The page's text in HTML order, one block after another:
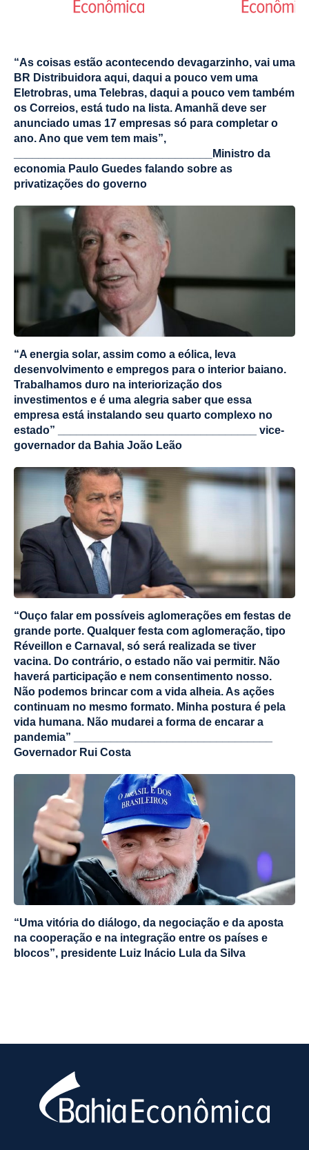
“As coisas estão acontecendo devagarzinho, vai uma
BR Distribuidora aqui, daqui a pouco vem uma
Eletrobras, uma Telebras, daqui a pouco vem também
os Correios, está tudo na lista. Amanhã deve ser
anunciado umas 17 empresas só para completar o
ano. Ano que vem tem mais”,
________________________________Ministro da
economia Paulo Guedes falando sobre as
privatizações do governo
“A energia solar, assim como a eólica, leva
desenvolvimento e empregos para o interior baiano.
Trabalhamos duro na interiorização dos
investimentos e é uma alegria saber que essa
empresa está instalando seu quarto complexo no
estado” ________________________________ vice-
governador da Bahia João Leão
“Ouço falar em possíveis aglomerações em festas de
grande porte. Qualquer festa com aglomeração, tipo
Réveillon e Carnaval, só será realizada se tiver
vacina. Do contrário, o estado não vai permitir. Não
haverá participação e nem consentimento nosso.
Não podemos brincar com a vida alheia. As ações
continuam no mesmo formato. Minha postura é pela
vida humana. Não mudarei a forma de encarar a
pandemia” ________________________________
Governador Rui Costa
“Uma vitória do diálogo, da negociação e da aposta
na cooperação e na integração entre os países e
blocos”, presidente Luiz Inácio Lula da Silva